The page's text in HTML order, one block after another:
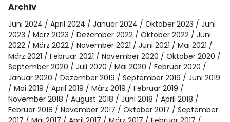
Archiv
Juni 2024 April 2024 Januar 2024 Oktober 2023
Juni
2023
März 2023 Dezember 2022 Oktober 2022
Juni
2022
März 2022 November 2021 Juni 2021
Mai 2021
März 2021
Februar 2021 November 2020
Oktober 2020
September 2020
Juli 2020 Mai 2020
Februar 2020
Januar 2020
Dezember 2019 September 2019
Juni 2019
Mai 2019
April 2019 März 2019
Februar 2019
November 2018
August 2018 Juni 2018
April 2018
Februar 2018
November 2017 Oktober 2017
September